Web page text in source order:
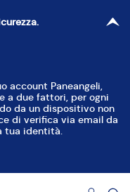
account Paneangeli,
a due fattori, per ogni
da un dispositivo non
di verifica via email da
tua identità.